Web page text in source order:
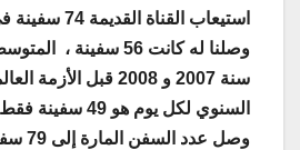
استيعاب
وصلنا له كانت 56
سنة 2007 و 2008 قبل
السنوي لكل يوم هو
وصل